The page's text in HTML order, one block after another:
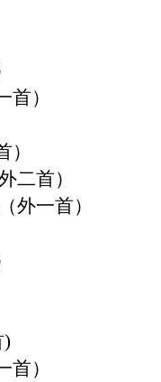
首）
）
二首）
外一首）
)
首）